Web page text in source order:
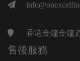
香港金鐘金鐘
售後服務